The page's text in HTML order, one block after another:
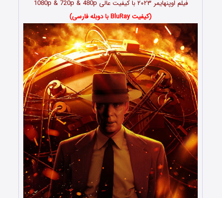
فیلم اوپنهایمر ۲۰۲۳
با کیفیت عالی 1080p & 720p & 480p
(کیفیت BluRay با دوبله فارسی)